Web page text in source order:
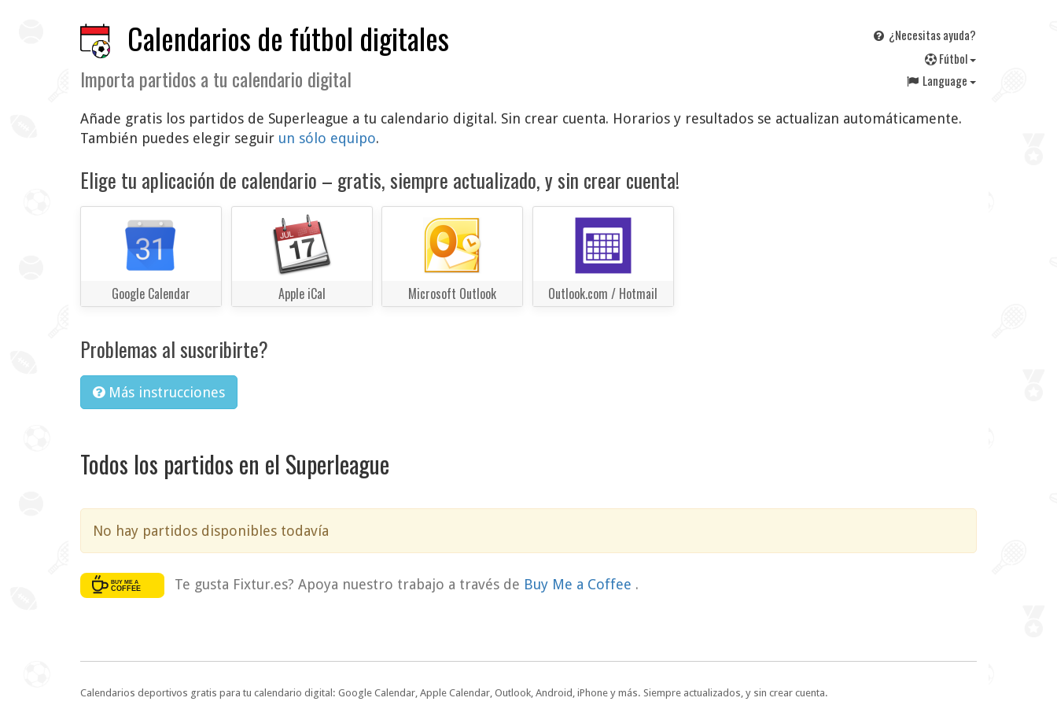
Calendarios de fútbol digitales
Importa partidos a tu calendario digital
¿Necesitas ayuda?
Fútbol
Language
Añade gratis los partidos de Superleague a tu calendario digital. Sin crear cuenta. Horarios y resultados se actualizan automáticamente.
También puedes elegir seguir un sólo equipo.
Elige tu aplicación de calendario – gratis, siempre actualizado, y sin crear cuenta!
Google Calendar Apple iCal Microsoft Outlook Outlook.com / Hotmail
Problemas al suscribirte?
Más instrucciones
Todos los partidos en el Superleague
No hay partidos disponibles todavía
Te gusta Fixtur.es? Apoya nuestro trabajo a través de Buy Me a Coffee .
Calendarios deportivos gratis para tu calendario digital: Google Calendar, Apple Calendar, Outlook, Android, iPhone y más. Siempre actualizados, y sin crear cuenta.